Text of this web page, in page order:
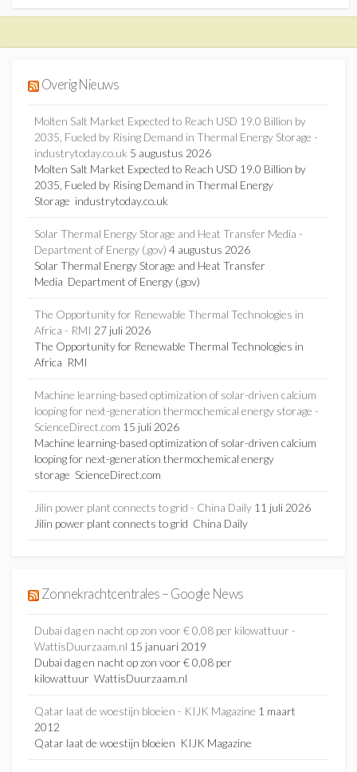
Overig Nieuws
Molten Salt Market Expected to Reach USD 19.0 Billion by
2035, Fueled by Rising Demand in Thermal Energy Storage -
industrytoday.co.uk 5 augustus 2026
Molten Salt Market Expected to Reach USD 19.0 Billion by
2035, Fueled by Rising Demand in Thermal Energy
Storage industrytoday.co.uk
Solar Thermal Energy Storage and Heat Transfer Media -
Department of Energy (.gov) 4 augustus 2026
Solar Thermal Energy Storage and Heat Transfer
Media Department of Energy (.gov)
The Opportunity for Renewable Thermal Technologies in
Africa - RMI 27 juli 2026
The Opportunity for Renewable Thermal Technologies in
Africa RMI
Machine learning-based optimization of solar-driven calcium
looping for next-generation thermochemical energy storage -
ScienceDirect.com 15 juli 2026
Machine learning-based optimization of solar-driven calcium
looping for next-generation thermochemical energy
storage ScienceDirect.com
Jilin power plant connects to grid - China Daily 11 juli 2026
Jilin power plant connects to grid China Daily
Zonnekrachtcentrales – Google News
Dubai dag en nacht op zon voor € 0,08 per kilowattuur -
WattisDuurzaam.nl 15 januari 2019
Dubai dag en nacht op zon voor € 0,08 per
kilowattuur WattisDuurzaam.nl
Qatar laat de woestijn bloeien - KIJK Magazine 1 maart
2012
Qatar laat de woestijn bloeien KIJK Magazine